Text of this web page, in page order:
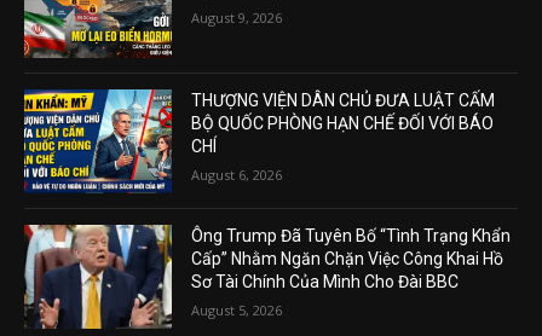
August 9, 2026
THƯỢNG VIỆN DÂN CHỦ ĐƯA LUẬT CẤM
BỘ QUỐC PHÒNG HẠN CHẾ ĐỐI VỚI BÁO
CHÍ
August 6, 2026
Ông Trump Đã Tuyên Bố “Tình Trạng Khẩn
Cấp” Nhằm Ngăn Chặn Việc Công Khai Hồ
Sơ Tài Chính Của Mình Cho Đài BBC
August 5, 2026